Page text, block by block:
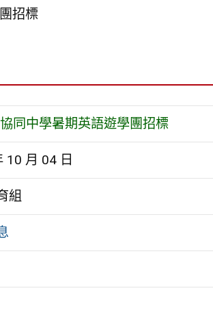
招標
同中學暑期英語遊學團招標
10 月 04 日
組